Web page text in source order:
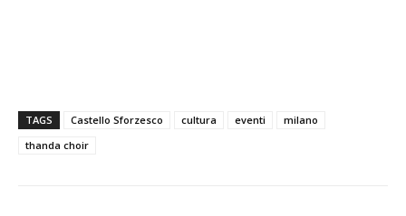
TAGS Castello Sforzesco cultura eventi
milano
thanda choir